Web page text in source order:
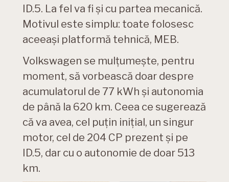
ID.5. La fel va fi și cu partea mecanică.
Motivul este simplu: toate folosesc
aceeași platformă tehnică, MEB.
Volkswagen se mulțumește, pentru
moment, să vorbească doar despre
acumulatorul de 77 kWh și autonomia
de până la 620 km. Ceea ce sugerează
că va avea, cel puțin inițial, un singur
motor, cel de 204 CP prezent și pe
ID.5, dar cu o autonomie de doar 513
km.